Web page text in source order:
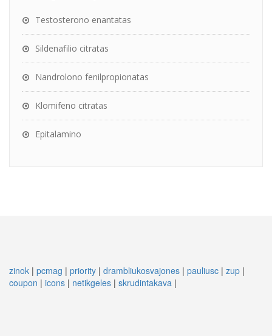
Testosterono enantatas
Sildenafilio citratas
Nandrolono fenilpropionatas
Klomifeno citratas
Epitalamino
zinok | pcmag | priority | drambliukosvajones | pauliusc | zup |
coupon | icons | netikgeles | skrudintakava |